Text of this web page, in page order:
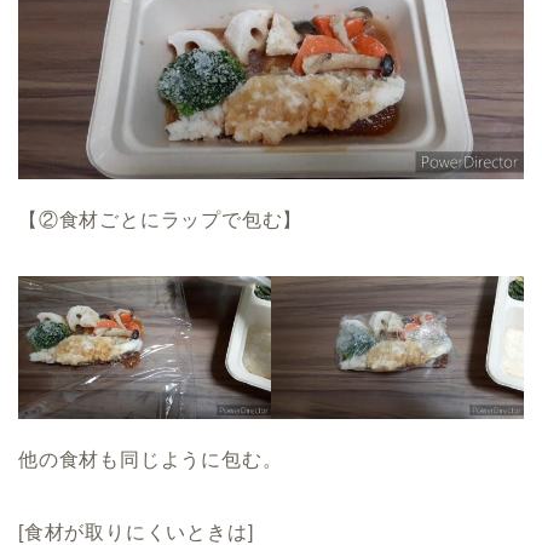
【②食材ごとにラップで包む】
他の食材も同じように包む。
[食材が取りにくいときは]